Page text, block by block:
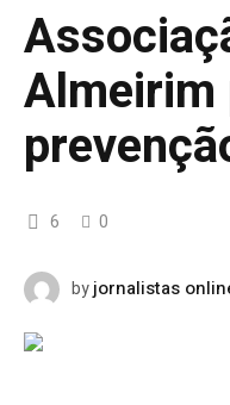
Almeirim
6 0
byjornalistas